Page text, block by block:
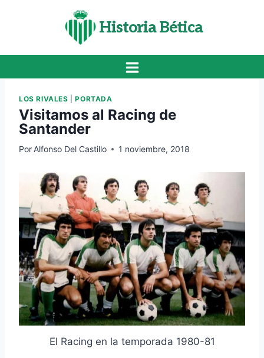
Historia Bética
LOS RIVALES |PORTADA
Visitamos al Racing de
Santander
Por Alfonso Del Castillo 1 noviembre, 2018
El Racing en la temporada 1980-81